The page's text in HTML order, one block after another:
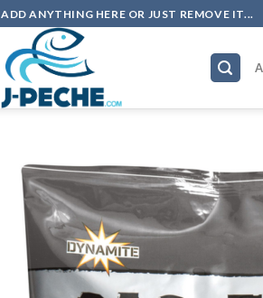
ADD ANYTHING HERE OR JUST REMOVE IT...